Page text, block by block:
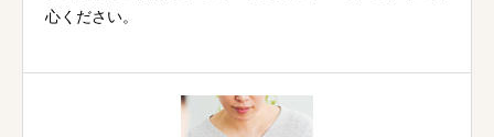
心ください。